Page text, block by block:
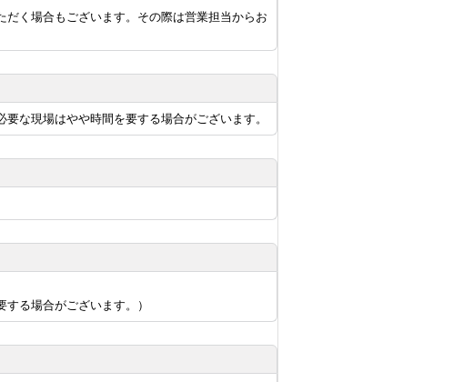
く場合もございます。その際は営業担当からお
な現場はやや時間を要する場合がございます。
る場合がございます。）